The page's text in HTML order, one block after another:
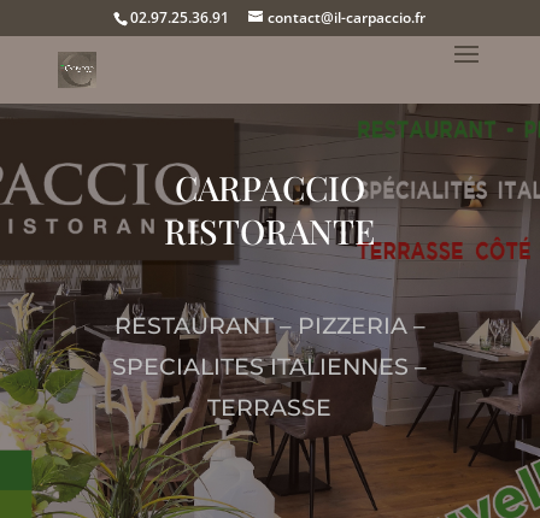
02.97.25.36.91 contact@il-carpaccio.fr
CARPACCIO
RISTORANTE
RESTAURANT – PIZZERIA –
SPECIALITES ITALIENNES –
TERRASSE